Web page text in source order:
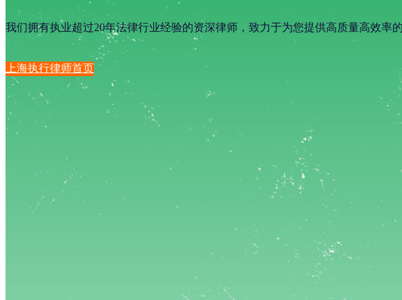
我们拥有执业超过20年法律行业经验的资深律师，致力于为您提供高质量高效率的
上海执行律师首页